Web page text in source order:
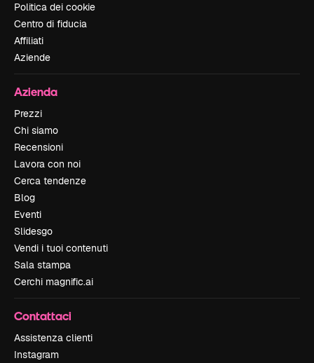
Politica dei cookie
Centro di fiducia
Affiliati
Aziende
Azienda
Prezzi
Chi siamo
Recensioni
Lavora con noi
Cerca tendenze
Blog
Eventi
Slidesgo
Vendi i tuoi contenuti
Sala stampa
Cerchi magnific.ai
Contattaci
Assistenza clienti
Instagram